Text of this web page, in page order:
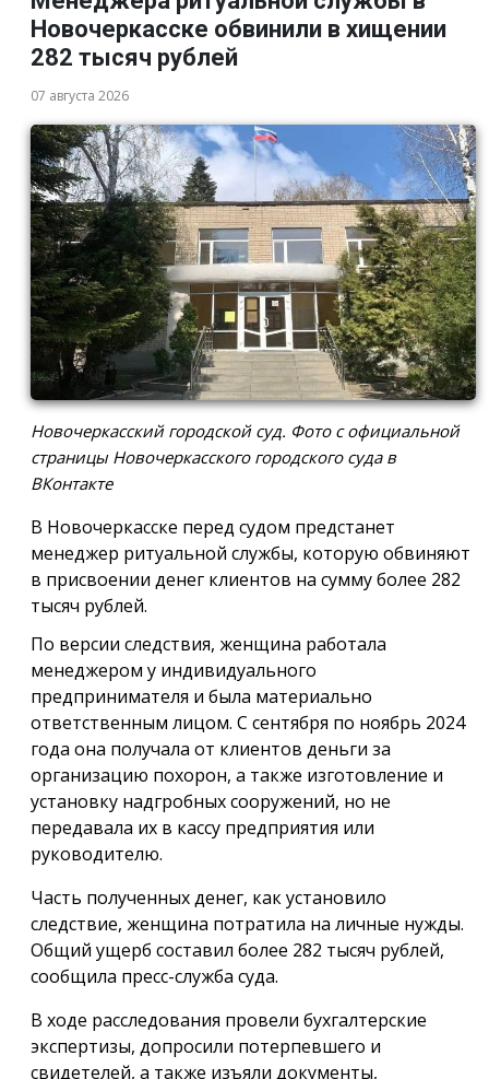
Новочеркасске обвинили в хищении
282 тысяч рублей
07 августа 2026
Новочеркасский городской суд. Фото с официальной
страницы Новочеркасского городского суда в
ВКонтакте
В Новочеркасске перед судом предстанет
менеджер ритуальной службы, которую обвиняют
в присвоении денег клиентов на сумму более 282
тысяч рублей.
По версии следствия, женщина работала
менеджером у индивидуального
предпринимателя и была материально
ответственным лицом. С сентября по ноябрь 2024
года она получала от клиентов деньги за
организацию похорон, а также изготовление и
установку надгробных сооружений, но не
передавала их в кассу предприятия или
руководителю.
Часть полученных денег, как установило
следствие, женщина потратила на личные нужды.
Общий ущерб составил более 282 тысяч рублей,
сообщила пресс-служба суда.
В ходе расследования провели бухгалтерские
экспертизы, допросили потерпевшего и
свидетелей, а также изъяли документы,